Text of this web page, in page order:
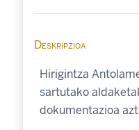
Deskripzioa
Hirigintza
sartutako
dokumentazioa